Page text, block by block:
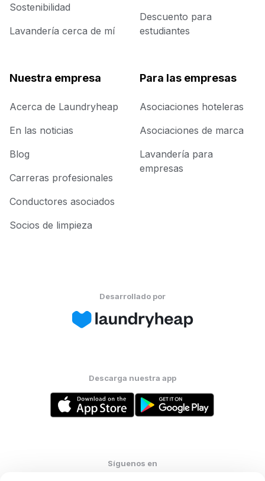
Sostenibilidad
Lavandería cerca de mí
Descuento para
estudiantes
Nuestra empresa
Acerca de Laundryheap
En las noticias
Blog
Carreras profesionales
Conductores asociados
Socios de limpieza
Para las empresas
Asociaciones hoteleras
Asociaciones de marca
Lavandería para
empresas
Desarrollado por
Descarga nuestra app
Síguenos en